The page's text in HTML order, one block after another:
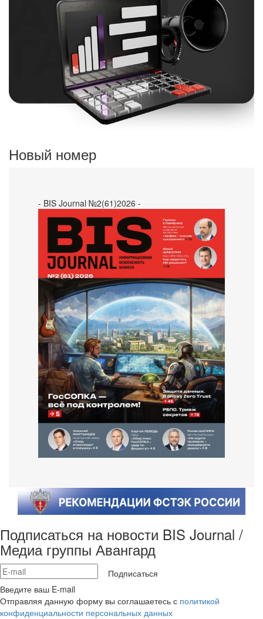
Новый номер
- BIS Journal №2(61)2026 -
Подписаться на новости BIS Journal /
Медиа группы Авангард
Подписаться
Введите ваш E-mail
Отправляя данную форму вы соглашаетесь с политикой
конфиденциальности персональных данных